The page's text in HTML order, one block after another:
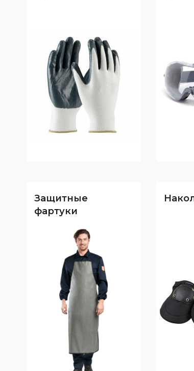
конфеденциальности
Обработка файлов
Защитные
фартуки